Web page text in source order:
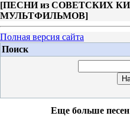
[ПЕСНИ из СОВЕТСКИХ
МУЛЬТФИЛЬМОВ]
Полная версия сайта
Поиск
Еще больше